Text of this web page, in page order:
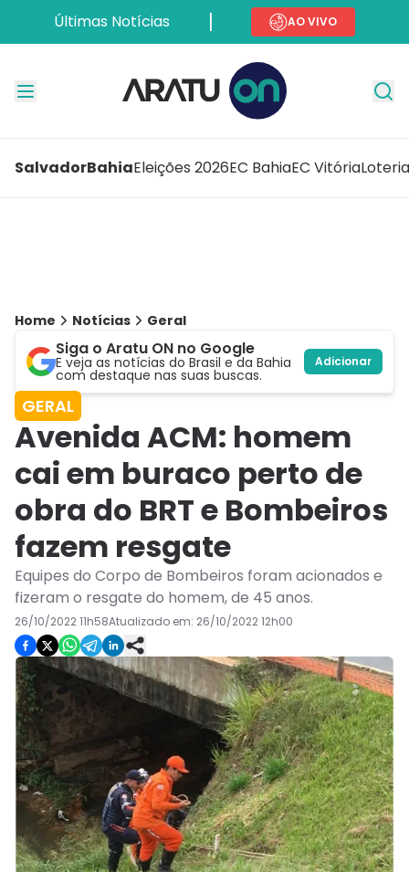
Últimas Notícias AO VIVO
SalvadorBahiaEleições 2026EC BahiaEC Vitória
Home Notícias Geral
Siga o Aratu ON no Google
E veja as notícias do Brasil e da Bahia
com destaque nas suas buscas.
Adicionar
GERAL
Avenida ACM: homem
cai em buraco perto de
obra do BRT e Bombeiros
fazem resgate
Equipes do Corpo de Bombeiros foram acionados e
fizeram o resgate do homem, de 45 anos.
26/10/2022 11h58Atualizado em: 26/10/2022 12h00